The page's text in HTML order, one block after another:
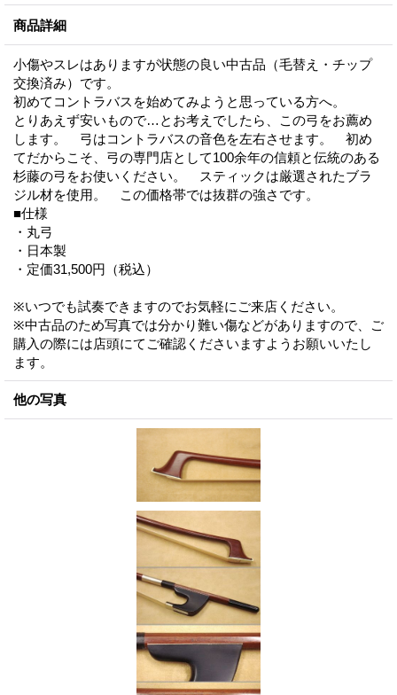
商品詳細
小傷やスレはありますが状態の良い中古品（毛替え・チップ
交換済み）です。
初めてコントラバスを始めてみようと思っている方へ。
とりあえず安いもので…とお考えでしたら、この弓をお薦め
します。 弓はコントラバスの音色を左右させます。 初め
てだからこそ、弓の専門店として100余年の信頼と伝統のある
杉藤の弓をお使いください。 スティックは厳選されたブラ
ジル材を使用。 この価格帯では抜群の強さです。
■仕様
・丸弓
・日本製
・定価31,500円（税込）
※いつでも試奏できますのでお気軽にご来店ください。
※中古品のため写真では分かり難い傷などがありますので、ご
購入の際には店頭にてご確認くださいますようお願いいたし
ます。
他の写真